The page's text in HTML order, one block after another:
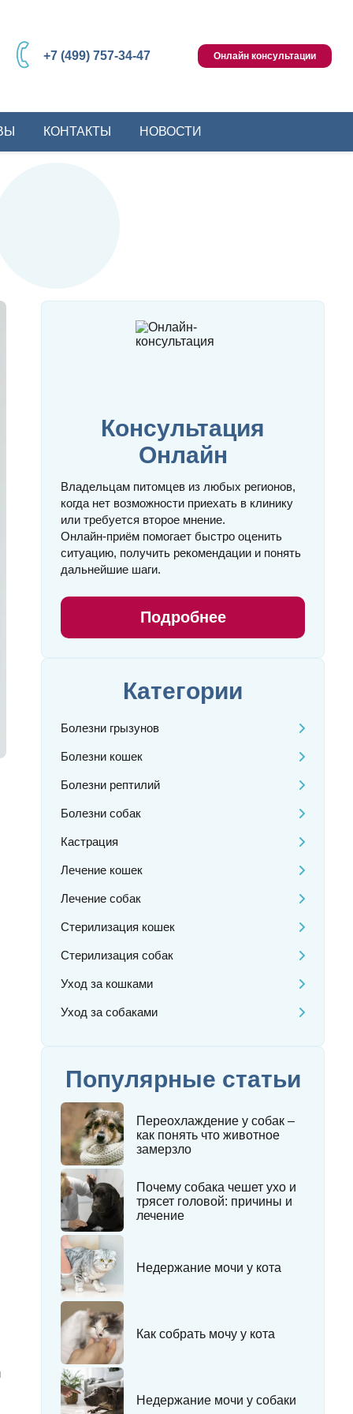
+7 (499) 757-34-47 Онлайн консультации
КОНТАКТЫ НОВОСТИ
Консультация
Онлайн
Владельцам питомцев из любых регионов,
когда нет возможности приехать в клинику
или требуется второе мнение.
Онлайн‑приём помогает быстро оценить
ситуацию, получить рекомендации и понять
дальнейшие шаги.
Подробнее
Категории
Болезни грызунов
Болезни кошек
Болезни рептилий
Болезни собак
Кастрация
Лечение кошек
Лечение собак
Стерилизация кошек
Стерилизация собак
Уход за кошками
Уход за собаками
Популярные статьи
Переохлаждение у собак –
как понять что животное
замерзло
Почему собака чешет ухо и
трясет головой: причины и
лечение
Недержание мочи у кота
Как собрать мочу у кота
Недержание мочи у собаки